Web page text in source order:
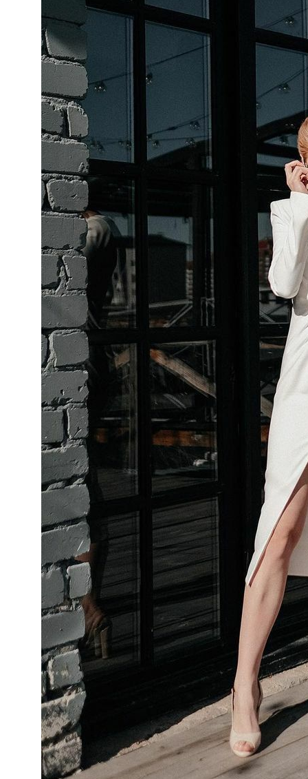
Костюмы
Футболки и поло
ИНФОРМАЦИЯ
О компании
Ателье
Программа лояльности
Блог
АДРЕС МАГАЗИНА
г. Тюмень, ул.
Комсомольская, 58
ВРЕМЯ РАБОТЫ:
с 10:00 до 21:00
+7 (982) 988‒15‒95
store@hisstory.ru
Написать в Telegram
Группа в VK
Написать в WhatsApp
Публичная оферта